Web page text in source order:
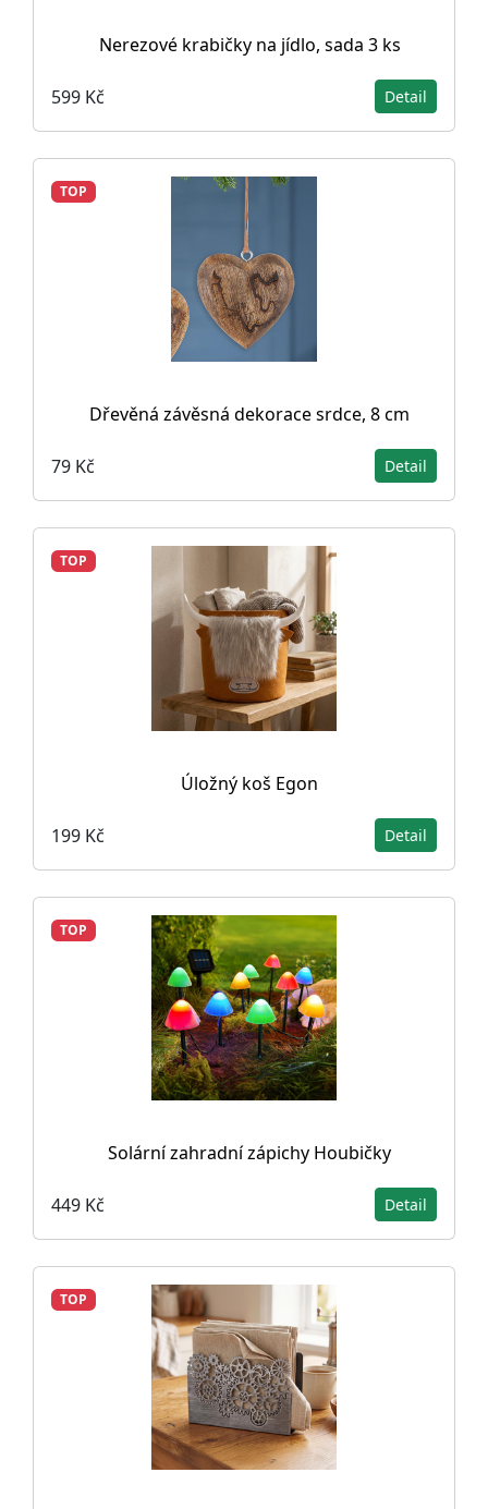
Nerezové krabičky na jídlo, sada 3 ks
599 Kč Detail
TOP
Dřevěná závěsná dekorace srdce, 8 cm
79 Kč Detail
TOP
Úložný koš Egon
199 Kč Detail
TOP
Solární zahradní zápichy Houbičky
449 Kč Detail
TOP